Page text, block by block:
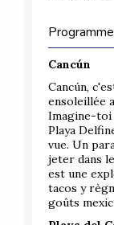
Programme
Cancún
Cancún,
ensoleillée
Imagine-toi
Playa
vue. Un
jeter dans
est une
tacos y
goûts